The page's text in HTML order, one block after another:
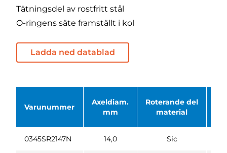
Tätningsdel av rostfritt stål
O-ringens säte framställt i kol
Ladda ned datablad
Varunummer
Axeldiam.
mm
Roterande del
material
0345SR2147N 14,0 Sic